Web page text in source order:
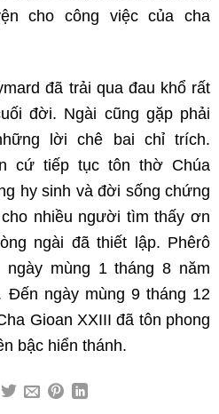
cho công việc của cha
đã trải qua đau khổ rất
đời. Ngài cũng gặp phải
lời chê bai chỉ trích.
cứ tiếp tục tôn thờ Chúa
hy sinh và đời sống chứng
nhiều người tìm thấy ơn
ngài đã thiết lập. Phêrô
ngày mùng 1 tháng 8 năm
Đến ngày mùng 9 tháng 12
Gioan XXIII đã tôn phong
bậc hiển thánh.